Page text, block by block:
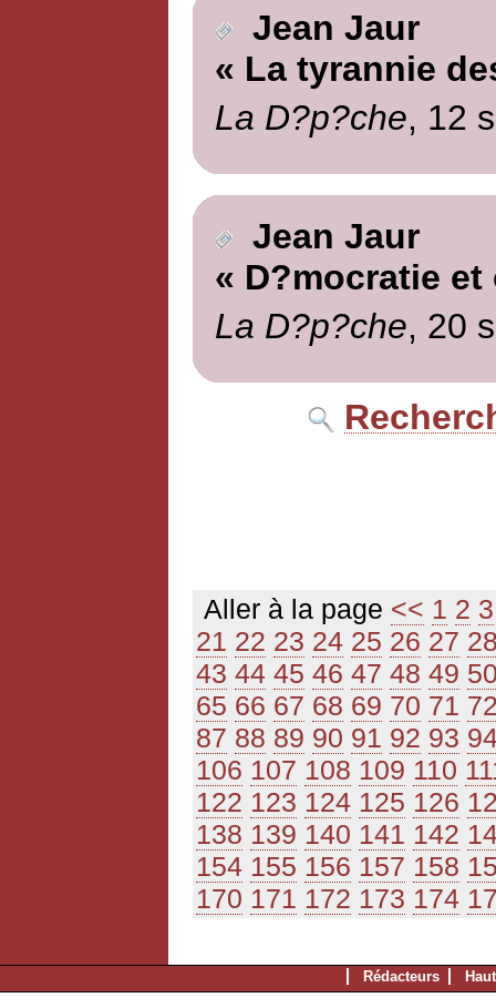
Jean Jaur
« La tyrannie
La D?p?che, 12
Jean Jaur
« D?mocratie
La D?p?che, 20
Aller à la page << 1 2 3
21 22 23 24 25 26 27
43 44 45 46 47 48 49
65 66 67 68 69 70 71
87 88 89 90 91 92 93
106 107 108 109 110
122 123 124 125 126
138 139 140 141 142
154 155 156 157 158
170 171 172 173 174
Rédacteurs